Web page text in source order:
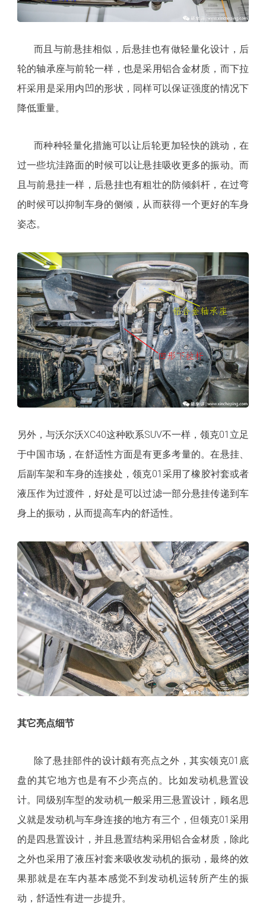
而且与前悬挂相似，后悬挂也有做轻量化设计，后
轮的轴承座与前轮一样，也是采用铝合金材质，而下拉
杆采用是采用内凹的形状，同样可以保证强度的情况下
降低重量。
而种种轻量化措施可以让后轮更加轻快的跳动，在
过一些坑洼路面的时候可以让悬挂吸收更多的振动。而
且与前悬挂一样，后悬挂也有粗壮的防倾斜杆，在过弯
的时候可以抑制车身的侧倾，从而获得一个更好的车身
姿态。
另外，与沃尔沃XC40这种欧系SUV不一样，领克01立足
于中国市场，在舒适性方面是有更多考量的。在悬挂、
后副车架和车身的连接处，领克01采用了橡胶衬套或者
液压作为过渡件，好处是可以过滤一部分悬挂传递到车
身上的振动，从而提高车内的舒适性。
其它亮点细节
除了悬挂部件的设计颇有亮点之外，其实领克01底
盘的其它地方也是有不少亮点的。比如发动机悬置设
计。同级别车型的发动机一般采用三悬置设计，顾名思
义就是发动机与车身连接的地方有三个，但领克01采用
的是四悬置设计，并且悬置结构采用铝合金材质，除此
之外也采用了液压衬套来吸收发动机的振动，最终的效
果那就是在车内基本感觉不到发动机运转所产生的振
动，舒适性有进一步提升。